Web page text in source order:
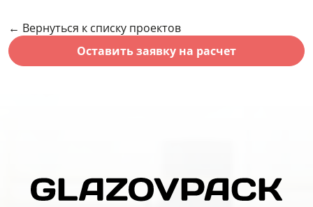
← Вернуться к списку проектов
Оставить заявку на расчет